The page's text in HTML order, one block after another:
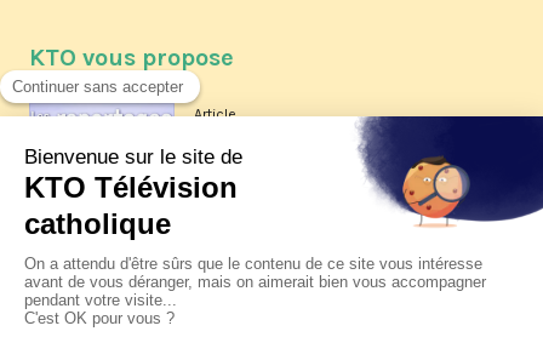
KTO vous propose
Article
Les reportages d'été 2026 de KTO
La visite pastorale du pape Léon
XIV à Assise à suivre sur KTO le
jeudi 6 août